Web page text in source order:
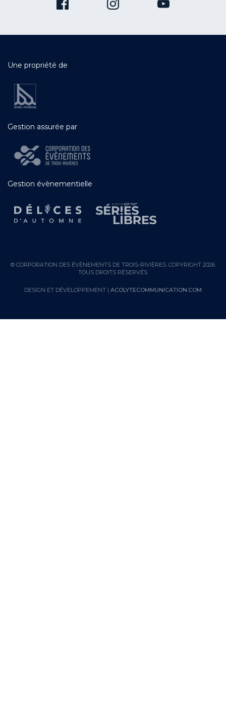
Une propriété de
Gestion assurée par
Gestion évènementielle
© CORPORATION DES ÉVÈNEMENTS DE TROIS-RIVIÈRES. COPYRIGHT 2026.
TOUS DROITS RÉSERVÉS.
DESIGN ET DÉVELOPPEMENT | ACOLYTECOMMUNICATION.COM